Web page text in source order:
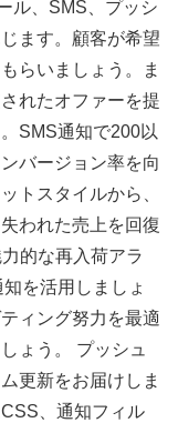
ル、SMS、プッシ
ます。顧客が希望
らいましょう。ま
れたオファーを提
SMS通知で200以
バージョン率を向
トスタイルから、
われた売上を回復
的な再入荷アラ
を活用しましょ
ィング努力を最適
ょう。 プッシュ
更新をお届けしま
、通知フィル